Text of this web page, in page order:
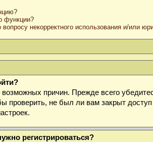
функции?
некорректного использования и/или
причин. Прежде всего
проверить, не был ли вам закрыт
регистрироваться?